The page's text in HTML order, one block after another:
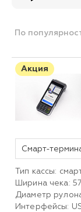
По
Акция
Тип кассы:
Ширина чека:
Диаметр
Интерфейсы: